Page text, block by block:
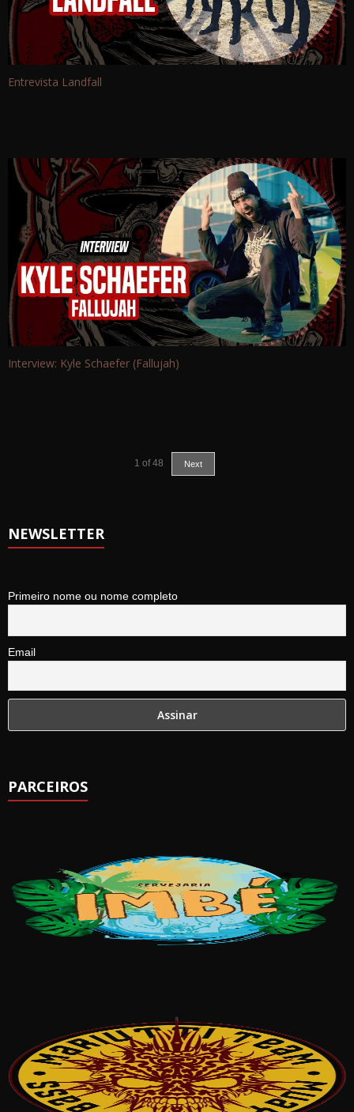
Entrevista Landfall
Interview: Kyle Schaefer (Fallujah)
1 of 48 Next
NEWSLETTER
Primeiro nome ou nome completo
Email
PARCEIROS